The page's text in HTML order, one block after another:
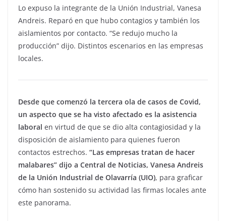
Lo expuso la integrante de la Unión Industrial, Vanesa
Andreis. Reparó en que hubo contagios y también los
aislamientos por contacto. “Se redujo mucho la
producción” dijo. Distintos escenarios en las empresas
locales.
Desde que comenzó la tercera ola de casos de Covid,
un aspecto que se ha visto afectado es la asistencia
laboral en virtud de que se dio alta contagiosidad y la
disposición de aislamiento para quienes fueron
contactos estrechos. “Las empresas tratan de hacer
malabares” dijo a Central de Noticias, Vanesa Andreis
de la Unión Industrial de Olavarría (UIO), para graficar
cómo han sostenido su actividad las firmas locales ante
este panorama.